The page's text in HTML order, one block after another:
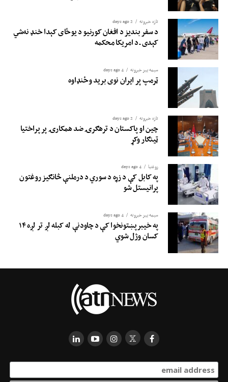
تازه خبرونه 2 days ago
د سفر بندیز د افغان کورنیو د یوځای کېدا خنډ نه‌شي
کېدی ـ د امریکا محکمه
سیمه ییز خبرونه 4 days ago
ټرمپ پر ایران نوی برید وځنډاوه
تازه خبرونه 2 days ago
چین او پاکستان د ترهګرۍ ضد همکارۍ پر پراختیا
ټینګار وکړ
روغتيا 4 days ago
په کابل کې د زړه د سوري د درملنې څانګیز روغتون
پرانیستل شو
سیمه ییز خبرونه 4 days ago
په خیبرپښتونخوا کې د چاودنې له کبله لږ تر لږه ۱۴
کسان وژل شوي